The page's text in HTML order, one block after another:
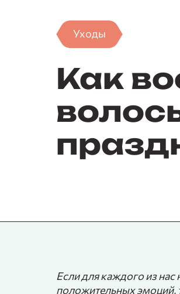
Уходы
Как
Если для каждого из
положительных эмоций,